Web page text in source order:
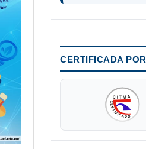
CERTIFICADA POR